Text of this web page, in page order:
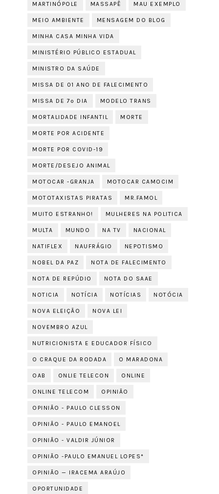
MARTINÓPOLE MASSAPÊ MAU EXEMPLO
MEIO AMBIENTE MENSAGEM DO BLOG
MINHA CASA MINHA VIDA
MINISTÉRIO PÚBLICO ESTADUAL
MINISTRO DA SAÚDE
MISSA DE 01 ANO DE FALECIMENTO
MISSA DE 7º DIA MODELO TRANS
MORTALIDADE INFANTIL MORTE
MORTE POR ACIDENTE
MORTE POR COVID-19
MORTE/DESEJO ANIMAL
MOTOCAR -GRANJA MOTOCAR CAMOCIM
MOTOTAXISTAS PIRATAS MR.FAMOL
MUITO ESTRANHO! MULHERES NA POLITICA
MULTA MUNDO NA TV NACIONAL
NATIFLEX NAUFRÁGIO NEPOTISMO
NOBEL DA PAZ NOTA DE FALECIMENTO
NOTA DE REPÚDIO NOTA DO SAAE
NOTICIA NOTÍCIA NOTÍCIAS NOTÓCIA
NOVA ELEIÇÃO NOVA LEI
NOVEMBRO AZUL
NUTRICIONISTA E EDUCADOR FÍSICO
O CRAQUE DA RODADA O MARADONA
OAB ONLIE TELECON ONLINE
ONLINE TELECOM OPINIÃO
OPINIÃO - PAULO CLESSON
OPINIÃO - PAULO EMANOEL
OPINIÃO - VALDIR JÚNIOR
OPINIÃO -PAULO EMANUEL LOPES*
OPINIÃO — IRACEMA ARAÚJO
OPORTUNIDADE